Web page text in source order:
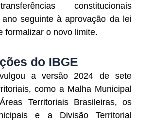
constitucionais
seguinte à aprovação da lei
formalizar o novo limite.
do IBGE
a versão 2024 de sete
como a Malha Municipal
Territoriais Brasileiras, os
e a Divisão Territorial